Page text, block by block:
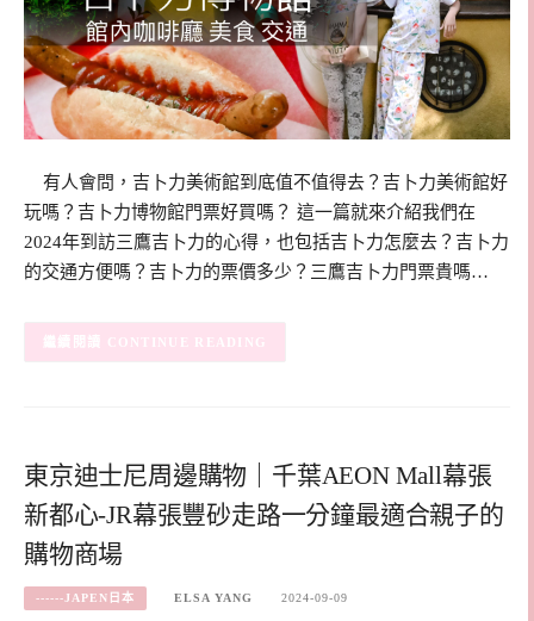
有人會問，吉卜力美術館到底值不值得去？吉卜力美術館好
玩嗎？吉卜力博物館門票好買嗎？ 這一篇就來介紹我們在
2024年到訪三鷹吉卜力的心得，也包括吉卜力怎麼去？吉卜力
的交通方便嗎？吉卜力的票價多少？三鷹吉卜力門票貴嗎…
CONTINUE READING
東京迪士尼周邊購物｜千葉AEON Mall幕張
新都心-JR幕張豐砂走路一分鐘最適合親子的
購物商場
------JAPEN日本 ELSA YANG 2024-09-09